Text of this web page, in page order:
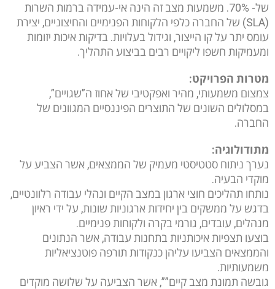
של- 70%. משמעות מצב זה הינה אי-עמידה ברמות השרות
(SLA) של החברה כלפי הלקוחות הפנימיים והחיצוניים, יצירת
עומס יתר על קו הייצור, וגידול בעלויות. בדיקות איכות יזומות
ומעמיקות חשפו ליקויים רבים בביצוע התהליך.
מטרות הפרויקט:
צמצום משמעותי, מהיר ואפקטיבי של אחוז ה”שגויים”,
במסלולים השונים של התוצרים הפיננסיים המגוונים של
החברה.
מתודולוגיה:
נערך ניתוח סטטיסטי מעמיק של הממצאים, אשר הצביע על
מוקדי הבעיה.
נותחו תהליכים חוצי ארגון במצב הקיים ונהלי עבודה רלוונטיים,
בדגש על ממשקים בין יחידות ארגוניות שונות, על ידי ראיון
מנהלים, עובדים, גורמי בקרה ולקוחות פנימיים.
בוצעו תצפיות איכותניות בתחנות עבודה, אשר הנתונים
והממצאים הצביעו עליהן כנקודות תורפה פוטנציאליות
משמעותיות.
גובשה תמונת מצב קיים””, אשר הצביעה על שלושה מוקדים